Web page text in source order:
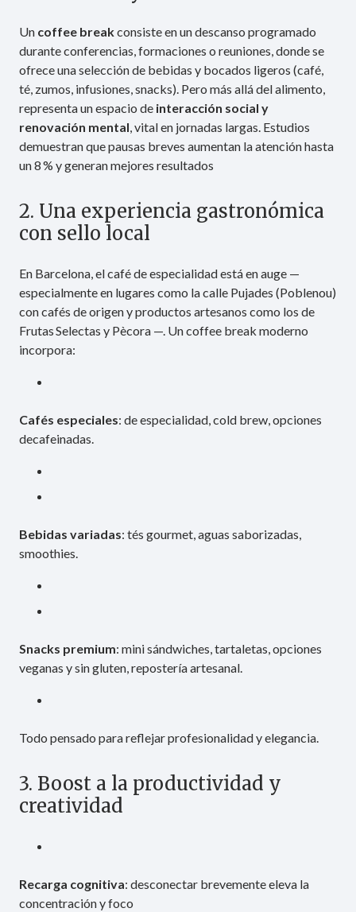
Un coffee breakconsiste en un descanso programado
durante conferencias, formaciones o reuniones, donde se
ofrece una selección de bebidas y bocados ligeros (café,
té, zumos, infusiones, snacks). Pero más allá del alimento,
representa un espacio de interacción social y
renovación mental, vital en jornadas largas. Estudios
demuestran que pausas breves aumentan la atención hasta
un 8 % y generan mejores resultados
2. Una experiencia gastronómica
con sello local
En Barcelona, el café de especialidad está en auge —
especialmente en lugares como la calle Pujades (Poblenou)
con cafés de origen y productos artesanos como los de
Frutas Selectas y Pècora —. Un coffee break moderno
incorpora:
Cafés especiales: de especialidad, cold brew, opciones
decafeinadas.
Bebidas variadas: tés gourmet, aguas saborizadas,
smoothies.
Snacks premium: mini sándwiches, tartaletas, opciones
veganas y sin gluten, repostería artesanal.
Todo pensado para reflejar profesionalidad y elegancia.
3. Boost a la productividad y
creatividad
Recarga cognitiva: desconectar brevemente eleva la
concentración y foco